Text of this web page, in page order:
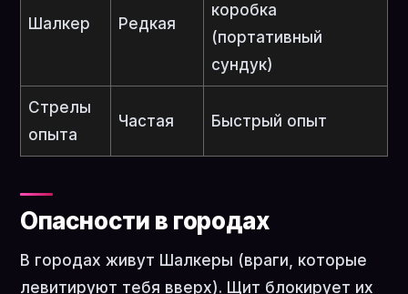
Шалкер Редкая
коробка
(портативный
сундук)
Стрелы
опыта
Частая Быстрый опыт
Опасности в городах
В городах живут Шалкеры (враги, которые
левитируют тебя вверх). Щит блокирует их